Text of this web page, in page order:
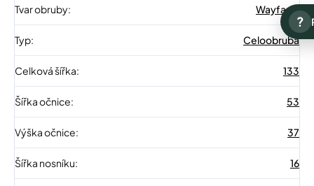
Tvar obruby: Wayfarer
Typ: Celoobruba
Celková šířka: 133
Šířka očnice: 53
Výška očnice: 37
Šířka nosníku: 16
?